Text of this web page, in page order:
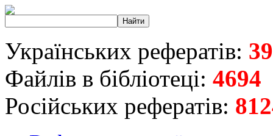
Українських рефератів:
Файлів в бібліотеці: 4694
Російських рефератів: